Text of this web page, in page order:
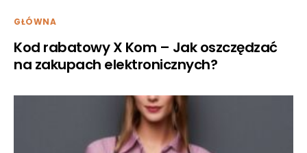
GŁÓWNA
Kod rabatowy X Kom – Jak oszczędzać
na zakupach elektronicznych?